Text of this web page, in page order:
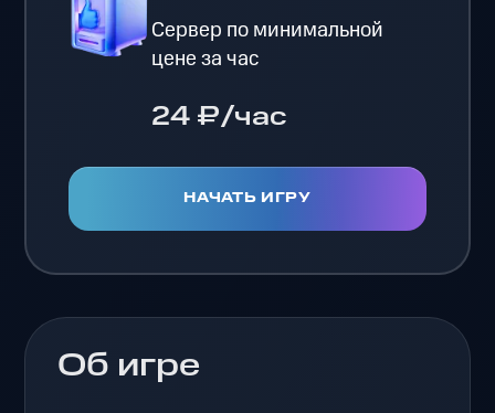
Сервер по минимальной
цене за час
24 ₽/час
НАЧАТЬ ИГРУ
Об игре